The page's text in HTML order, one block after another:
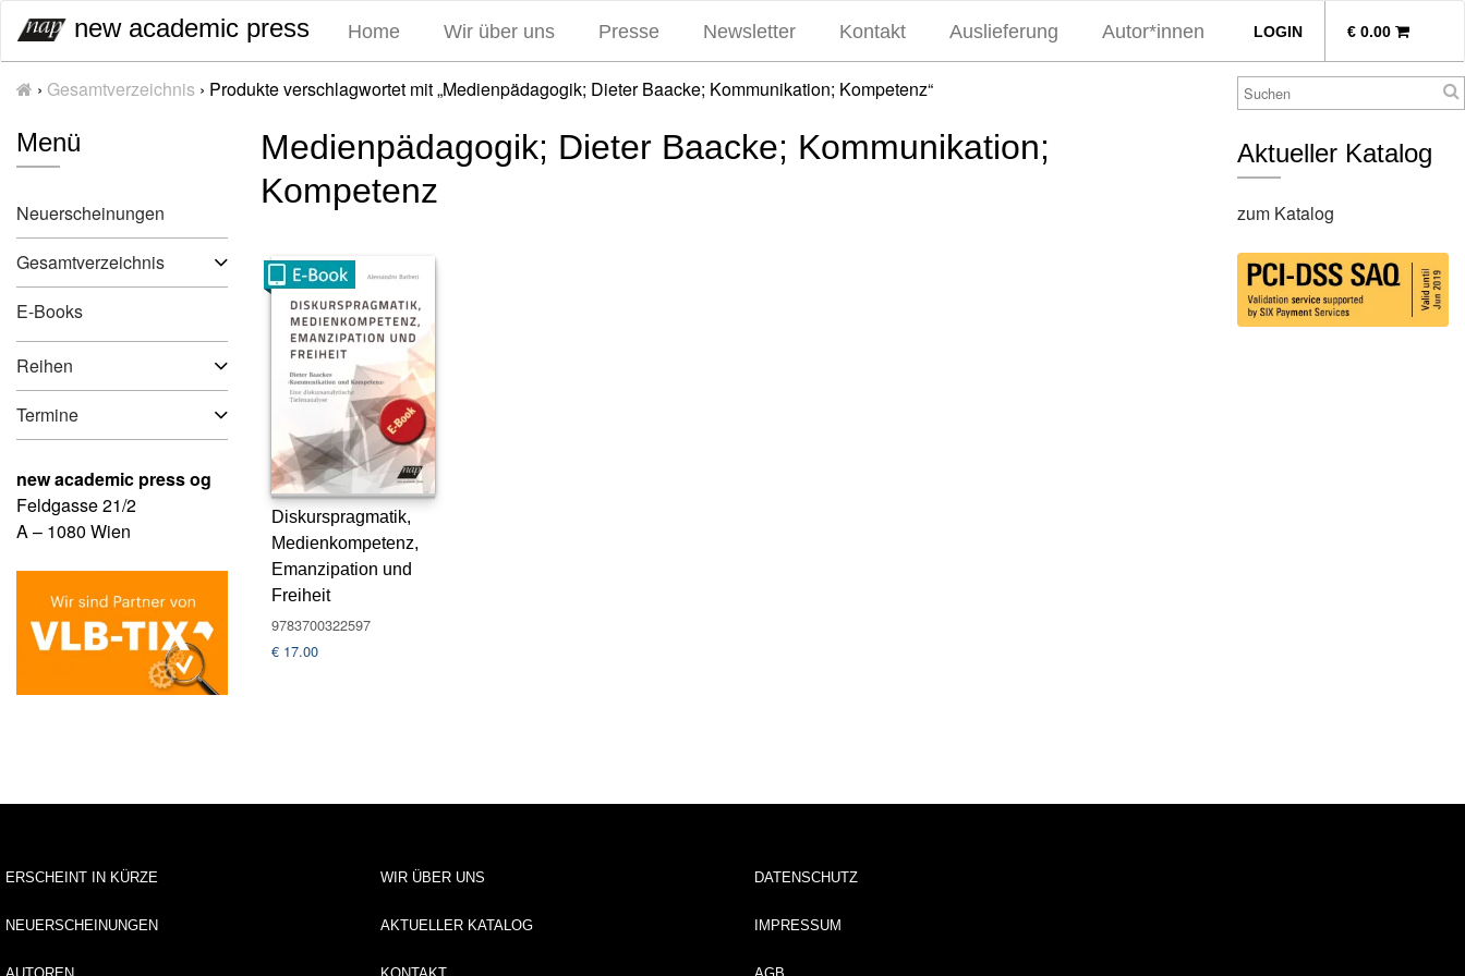
i
new academic press LOGIN € 0.00
Home Wir über uns Presse Newsletter Kontakt Auslieferung Autor*innen
› Gesamtverzeichnis › Produkte verschlagwortet mit „Medienpädagogik; Dieter Baacke; Kommunikation; Kompetenz“
Menü
Neuerscheinungen
Gesamtverzeichnis
E-Books
Reihen
Termine
new academic press og
Feldgasse 21/2
A – 1080 Wien
Medienpädagogik; Dieter Baacke; Kommunikation;
Kompetenz
Diskurspragmatik,
Medienkompetenz,
Emanzipation und
Freiheit
9783700322597
€ 17.00
Aktueller Katalog
zum Katalog
ERSCHEINT IN KÜRZE
NEUERSCHEINUNGEN
WIR ÜBER UNS
AKTUELLER KATALOG
DATENSCHUTZ
IMPRESSUM